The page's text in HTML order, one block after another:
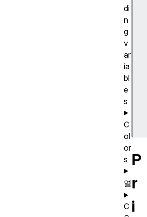
P
r
i
di
n
g
v
ar
ia
bl
e
s
C
ol
or
s
열
C